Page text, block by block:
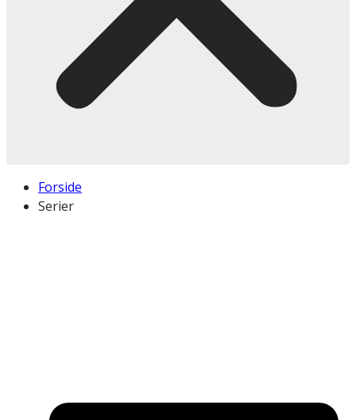
Forside
Serier